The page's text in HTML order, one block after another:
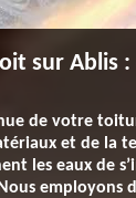
sur Ablis
de votre
et de la
les eaux de